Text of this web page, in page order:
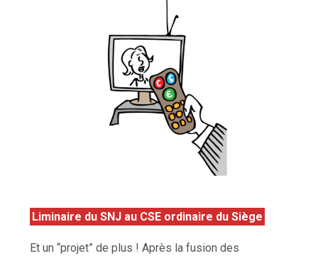
Liminaire du SNJ au CSE ordinaire du Siège
Et un “projet” de plus ! Après la fusion des